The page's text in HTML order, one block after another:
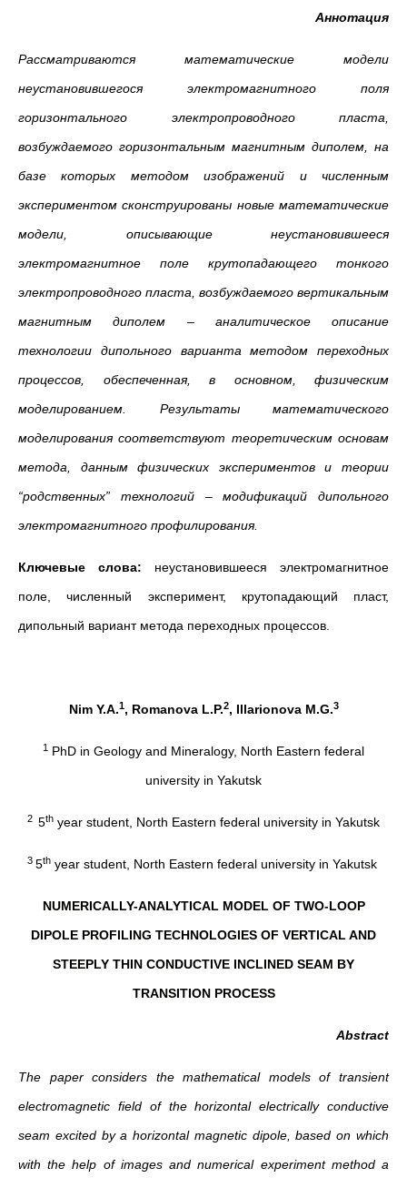
Аннотация
Рассматриваются математические модели
неустановившегося электромагнитного поля
горизонтального электропроводного пласта,
возбуждаемого горизонтальным магнитным диполем, на
базе которых методом изображений и численным
экспериментом сконструированы новые математические
модели, описывающие неустановившееся
электромагнитное поле крутопадающего тонкого
электропроводного пласта, возбуждаемого вертикальным
магнитным диполем – аналитическое описание
технологии дипольного варианта методом переходных
процессов, обеспеченная, в основном, физическим
моделированием. Результаты математического
моделирования соответствуют теоретическим основам
метода, данным физических экспериментов и теории
“родственных” технологий – модификаций дипольного
электромагнитного профилирования.
Ключевые слова: неустановившееся электромагнитное
поле, численный эксперимент, крутопадающий пласт,
дипольный вариант метода переходных процессов.
Nim Y.A.1, Romanova L.P.2, Illarionova M.G.3
1 PhD in Geology and Mineralogy, North Eastern federal
university in Yakutsk
2 5th year student, North Eastern federal university in Yakutsk
3 5th year student, North Eastern federal university in Yakutsk
NUMERICALLY-ANALYTICAL MODEL OF TWO-LOOP
DIPOLE PROFILING TECHNOLOGIES OF VERTICAL AND
STEEPLY THIN CONDUCTIVE INCLINED SEAM BY
TRANSITION PROCESS
Abstract
The paper considers the mathematical models of transient
electromagnetic field of the horizontal electrically conductive
seam excited by a horizontal magnetic dipole, based on which
with the help of images and numerical experiment method a